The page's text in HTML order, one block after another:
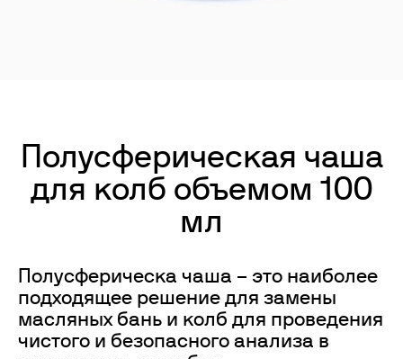
Полусферическая чаша
для колб объемом 100
мл
Полусферическа чаша – это наиболее
подходящее решение для замены
масляных бань и колб для проведения
чистого и безопасного анализа в